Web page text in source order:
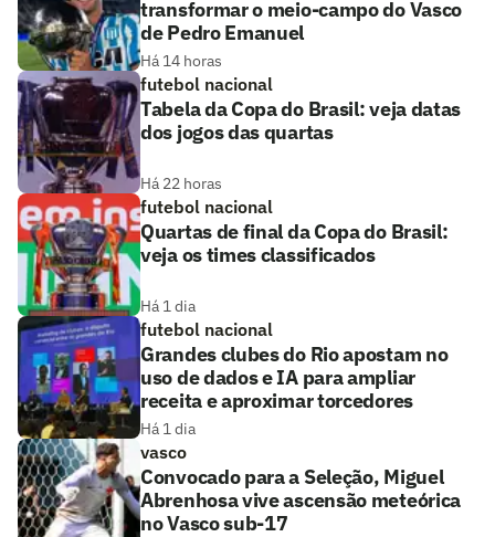
transformar o meio-campo do Vasco
de Pedro Emanuel
Há 14 horas
futebol nacional
Tabela da Copa do Brasil: veja datas
dos jogos das quartas
Há 22 horas
futebol nacional
Quartas de final da Copa do Brasil:
veja os times classificados
Há 1 dia
futebol nacional
Grandes clubes do Rio apostam no
uso de dados e IA para ampliar
receita e aproximar torcedores
Há 1 dia
vasco
Convocado para a Seleção, Miguel
Abrenhosa vive ascensão meteórica
no Vasco sub-17